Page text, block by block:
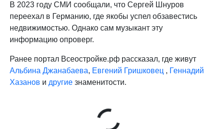
В 2023 году СМИ сообщали, что Сергей Шнуров
переехал в Германию, где якобы успел обзавестись
недвижимостью. Однако сам музыкант эту
информацию опроверг.
Ранее портал Всеостройке.рф рассказал, где живут
Альбина Джанабаева, Евгений Гришковец , Геннадий
Хазанов и другие знаменитости.